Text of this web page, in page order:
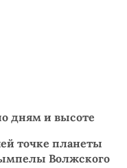
дням и высоте
точке планеты
Волжского